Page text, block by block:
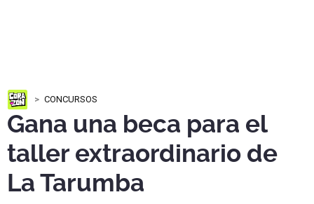
CONCURSOS
Gana una beca para el
taller extraordinario de
La Tarumba